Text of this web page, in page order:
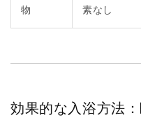
物
素なし
効果的な入浴方法